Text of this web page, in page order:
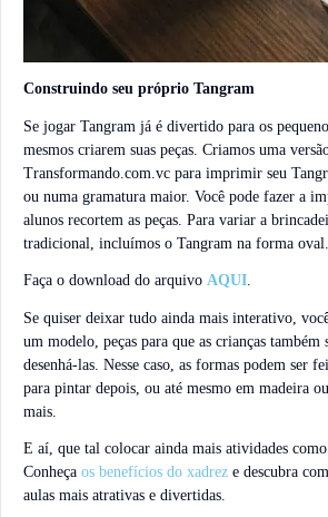
Construindo seu próprio Tangram
Se jogar Tangram já é divertido para os
mesmos criarem suas peças. Criamos uma
Transformando.com.vc para imprimir seu
ou numa gramatura maior. Você pode fazer a
alunos recortem as peças. Para variar a
tradicional, incluímos o Tangram na forma oval.
Faça o download do arquivo AQUI.
Se quiser deixar tudo ainda mais interativo,
um modelo, peças para que as crianças também
desenhá-las. Nesse caso, as formas podem ser
para pintar depois, ou até mesmo em madeira
mais.
E aí, que tal colocar ainda mais atividades como
Conheça os benefícios do xadrez e descubra
aulas mais atrativas e divertidas.